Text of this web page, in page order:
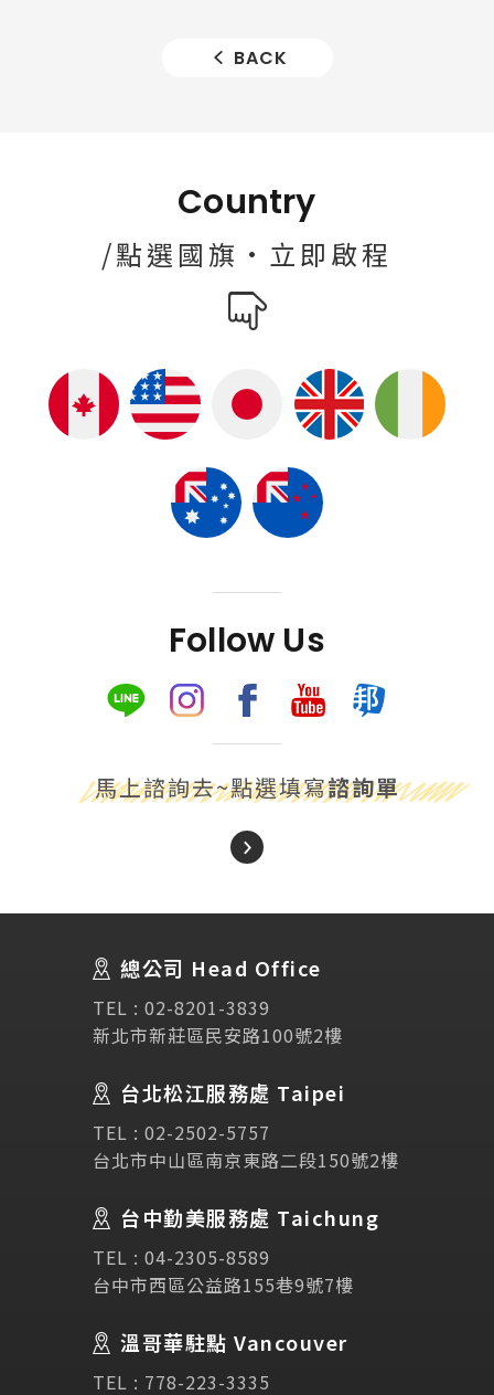
諮詢表單
立即諮詢
About Us 關於我們
講座活動
Testimonial 學生推薦
Links 相關連結
BACK
Country
/點選國旗·立即啟程
Follow Us
馬上諮詢去~點選填寫諮詢單
總公司 Head Office
TEL : 02-8201-3839
新北市新莊區民安路100號2樓
台北松江服務處 Taipei
TEL : 02-2502-5757
台北市中山區南京東路二段150號2樓
台中勤美服務處 Taichung
TEL : 04-2305-8589
台中市西區公益路155巷9號7樓
溫哥華駐點 Vancouver
TEL : 778-223-3335